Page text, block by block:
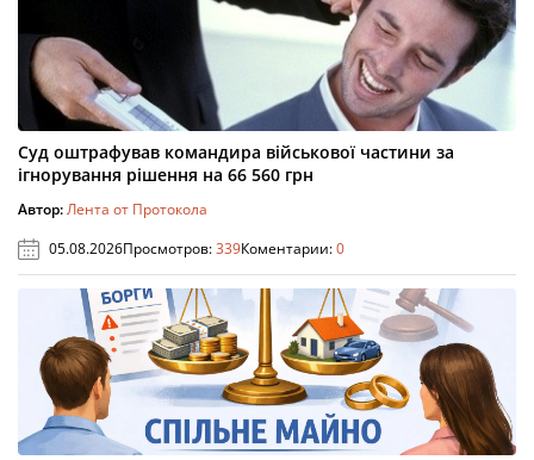
Суд оштрафував командира військової частини за
ігнорування рішення на 66 560 грн
Автор:Лента от Протокола
05.08.2026Просмотров:339Коментарии:0